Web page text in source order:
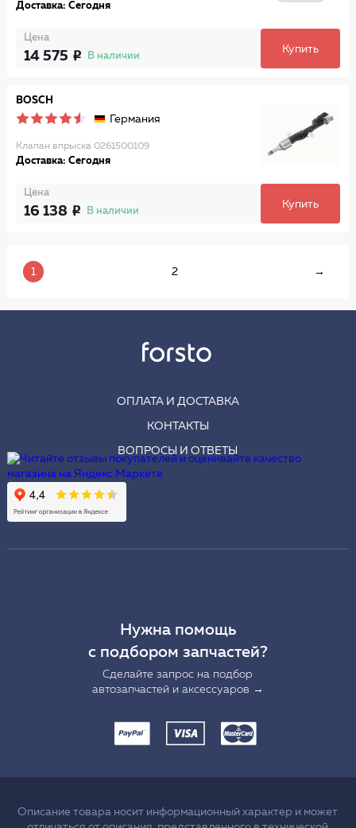
Доставка: Сегодня
Цена
14 575 В наличии
Купить
BOSCH
Германия
Клапан впрыска 0261500109
Доставка: Сегодня
Цена
16 138 В наличии
Купить
1 2 →
ОПЛАТА И ДОСТАВКА
КОНТАКТЫ
ВОПРОСЫ И ОТВЕТЫ
Нужна помощь
с подбором запчастей?
Сделайте запрос на подбор
автозапчастей и аксессуаров →
Описание товара носит информационный характер и может